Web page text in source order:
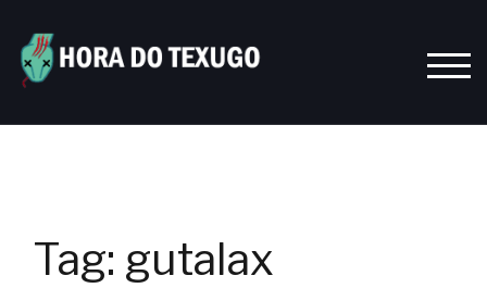
content
Tag: gutalax